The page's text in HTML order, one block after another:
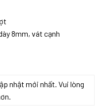
8mm, vát cạnh
nhật mới nhất. Vui lòng